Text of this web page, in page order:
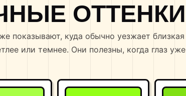
ОТТЕНКИ
показывают, куда обычно уезжает близкая
или темнее. Они полезны, когда глаз уже